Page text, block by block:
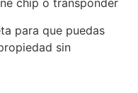
chip o transponder
para que puedas
sin